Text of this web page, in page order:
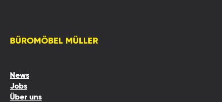
BÜROMÖBEL MÜLLER
News
Jobs
Über uns